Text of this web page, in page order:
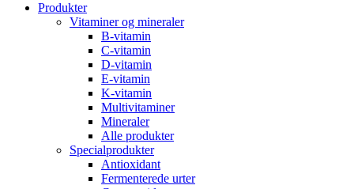
Produkter
Vitaminer og mineraler
B-vitamin
C-vitamin
D-vitamin
E-vitamin
K-vitamin
Multivitaminer
Mineraler
Alle produkter
Specialprodukter
Antioxidant
Fermenterede urter